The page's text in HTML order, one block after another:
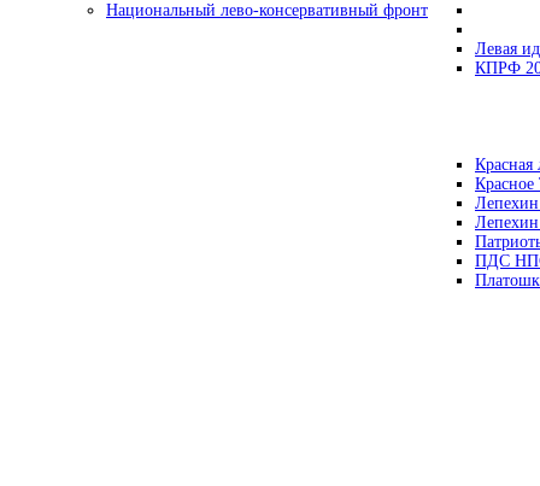
Национальный лево-консервативный фронт
Левая
КПРФ
Красная
ПДС